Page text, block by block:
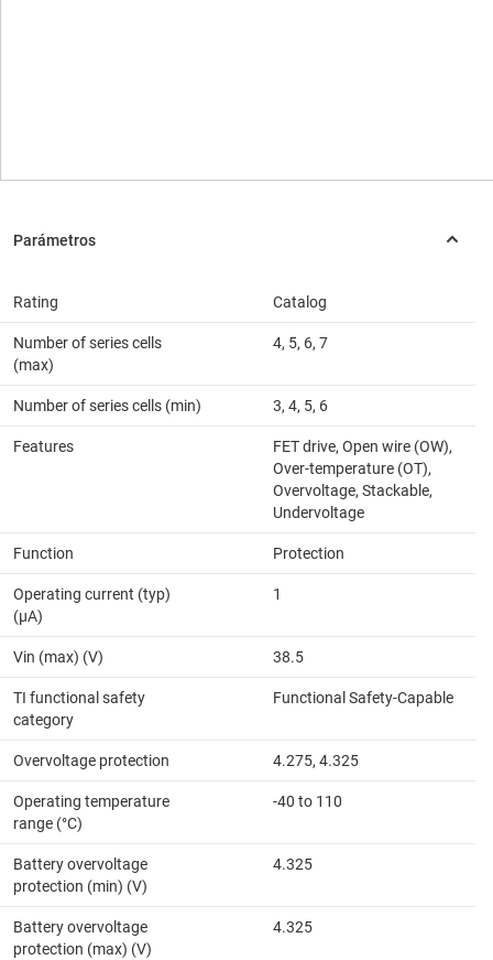
Rating Catalog
Number of series cells
(max)
4, 5, 6, 7
Number of series cells (min) 3, 4, 5, 6
Features
FET drive, Open wire (OW),
Over-temperature (OT),
Overvoltage, Stackable,
Undervoltage
Function Protection
Operating current (typ)
(µA)
1
Vin (max) (V) 38.5
TI functional safety
category
Functional Safety-Capable
Overvoltage protection 4.275, 4.325
Operating temperature
range (°C)
-40 to 110
Battery overvoltage
protection (min) (V)
4.325
Battery overvoltage
protection (max) (V)
4.325